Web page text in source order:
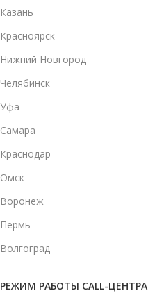
Казань
Красноярск
Нижний Новгород
Челябинск
Уфа
Самара
Краснодар
Омск
Воронеж
Пермь
Волгоград
РЕЖИМ РАБОТЫ CALL-ЦЕНТРА